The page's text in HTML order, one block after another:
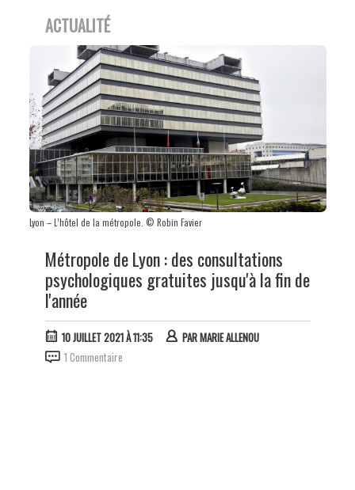
ACTUALITÉ
Lyon – L’hôtel de la métropole. © Robin Favier
Métropole de Lyon : des consultations
psychologiques gratuites jusqu'à la fin de
l'année
10 JUILLET 2021 À 11:35 PARMARIE ALLENOU
1 Commentaire